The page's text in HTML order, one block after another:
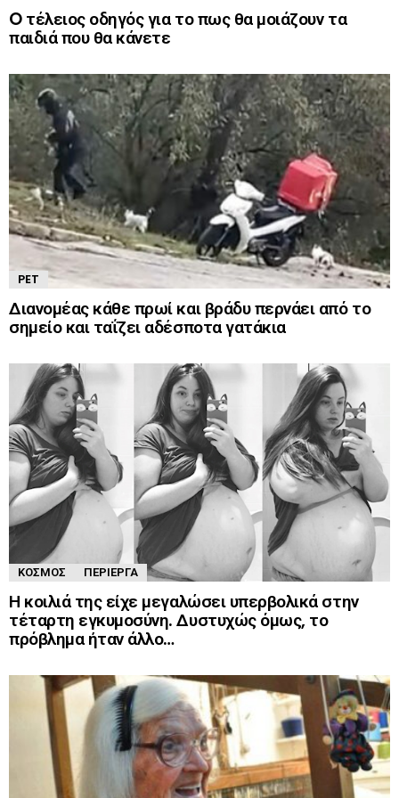
O τέλειος οδηγός για το πως θα μοιάζουν τα
παιδιά που θα κάνετε
PET
Διανομέας κάθε πρωί και βράδυ περνάει από το
σημείο και ταΐζει αδέσποτα γατάκια
ΚΌΣΜΟΣ ΠΕΡΊΕΡΓΑ
Η κοιλιά της είχε μεγαλώσει υπερβολικά στην
τέταρτη εγκυμοσύνη. Δυστυχώς όμως, το
πρόβλημα ήταν άλλο…